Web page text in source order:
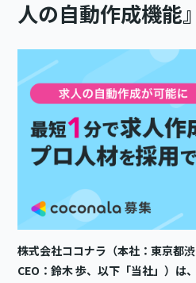
人の自動作成機能
株式会社ココナラ（本社：東京都
CEO：鈴木 歩、以下「当社」）は